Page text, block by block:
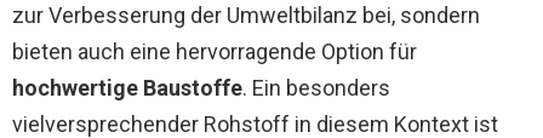
zur Verbesserung der Umweltbilanz bei, sondern
bieten auch eine hervorragende Option für
hochwertige Baustoffe. Ein besonders
vielversprechender Rohstoff in diesem Kontext ist